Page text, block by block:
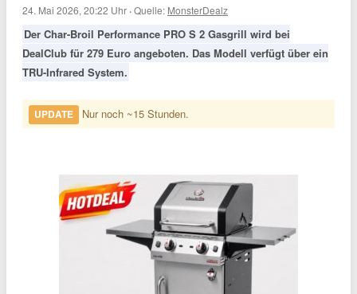
24. Mai 2026, 20:22 Uhr ·Quelle: MonsterDealz
Der Char-Broil Performance PRO S 2 Gasgrill wird bei
DealClub für 279 Euro angeboten. Das Modell verfügt über ein
TRU-Infrared System.
UPDATE Nur noch ~15 Stunden.